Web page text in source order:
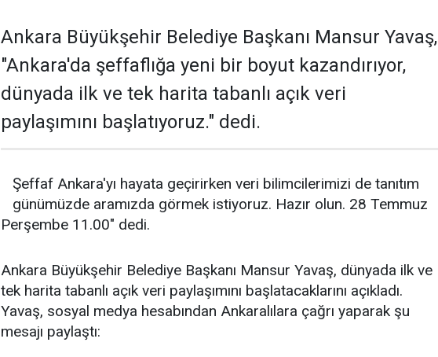
Ankara Büyükşehir Belediye Başkanı Mansur Yavaş,
"Ankara'da şeffaflığa yeni bir boyut kazandırıyor,
dünyada ilk ve tek harita tabanlı açık veri
paylaşımını başlatıyoruz." dedi.
Şeffaf Ankara'yı hayata geçirirken veri bilimcilerimizi de tanıtım
günümüzde aramızda görmek istiyoruz. Hazır olun. 28 Temmuz
Perşembe 11.00" dedi.
Ankara Büyükşehir Belediye Başkanı Mansur Yavaş, dünyada ilk ve
tek harita tabanlı açık veri paylaşımını başlatacaklarını açıkladı.
Yavaş, sosyal medya hesabından Ankaralılara çağrı yaparak şu
mesajı paylaştı: